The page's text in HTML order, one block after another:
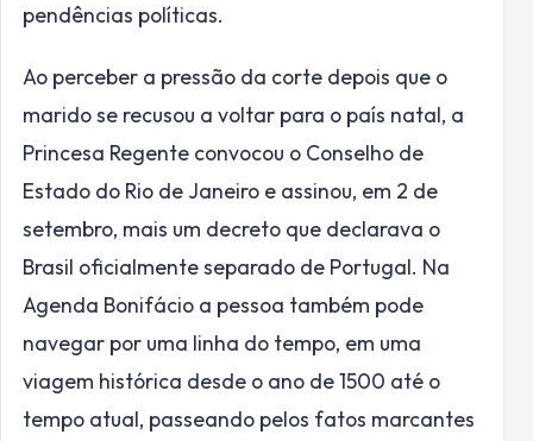
pendências políticas.
Ao perceber a pressão da corte depois que o
marido se recusou a voltar para o país natal, a
Princesa Regente convocou o Conselho de
Estado do Rio de Janeiro e assinou, em 2 de
setembro, mais um decreto que declarava o
Brasil oficialmente separado de Portugal. Na
Agenda Bonifácio a pessoa também pode
navegar por uma linha do tempo, em uma
viagem histórica desde o ano de 1500 até o
tempo atual, passeando pelos fatos marcantes